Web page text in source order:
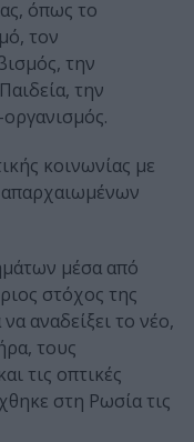
όπως το
τον
την
την
κοινωνίας με
μέσα από
στόχος της
αναδείξει το νέο,
τους
τις οπτικές
στη Ρωσία τις